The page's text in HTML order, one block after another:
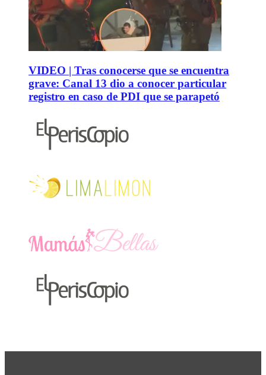
VIDEO | Tras conocerse que se encuentra
grave: Canal 13 dio a conocer particular
registro en caso de PDI que se parapetó